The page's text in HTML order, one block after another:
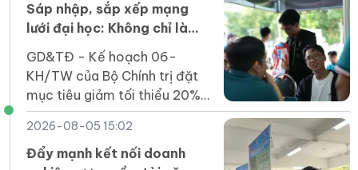
rộng lớn hơn".
Sáp nhập, sắp xếp mạng
lưới đại học: Không chỉ là
phép cộng cơ học
GD&TĐ - Kế hoạch 06-
KH/TW của Bộ Chính trị đặt
mục tiêu giảm tối thiểu 20%
đầu mối cơ sở giáo dục đại
học công lập trước ngày
1/4/2027.
2026-08-05 15:02
Đẩy mạnh kết nối doanh